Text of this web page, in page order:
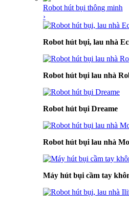
Robot hút bụi thông minh
›
Robot hút bụi, lau nhà
Robot hút bụi lau nhà
Robot hút bụi Dreame
Robot hút bụi lau nhà
Máy hút bụi cầm tay